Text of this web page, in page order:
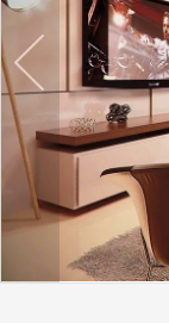
Política de
Simulador
Negocie seu
Imóveis
Contato